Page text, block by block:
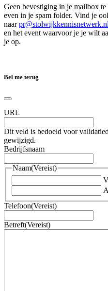
Geen bevestiging in je mailbox
even in je spam folder. Vind je
naarpr@stolwijkkennisnetwerk.nl
en het event waarvoor je je wilt
je op.
Bel me terug
URL
Dit veld is bedoeld voor
gewijzigd.
Bedrijfsnaam
Naam(Vereist)
Telefoon(Vereist)
Betreft(Vereist)